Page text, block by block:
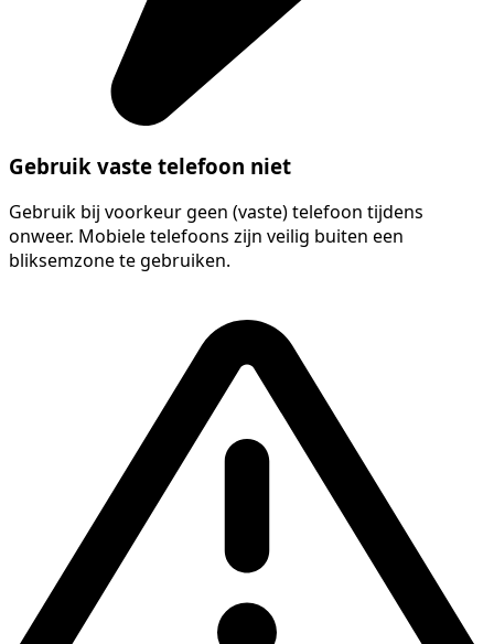
Gebruik vaste telefoon niet
Gebruik bij voorkeur geen (vaste) telefoon tijdens
onweer. Mobiele telefoons zijn veilig buiten een
bliksemzone te gebruiken.